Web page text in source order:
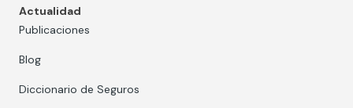
Actualidad
Publicaciones
Blog
Diccionario de Seguros